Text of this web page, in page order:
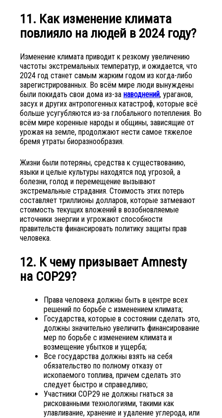
11. Как изменение климата
повлияло на людей в 2024 году?
Изменение климата приводит к резкому увеличению
частоты экстремальных температур, и ожидается, что
2024 год станет самым жарким годом из когда-либо
зарегистрированных. Во всём мире люди вынуждены
были покидать свои дома из-за наводнений, ураганов,
засух и других антропогенных катастроф, которые всё
больше усугубляются из-за глобального потепления. Во
всём мире коренные народы и общины, зависящие от
урожая на земле, продолжают нести самое тяжелое
бремя утраты биоразнообразия.
Жизни были потеряны, средства к существованию,
языки и целые культуры находятся под угрозой, а
болезни, голод и перемещение вызывают
экстремальные страдания. Стоимость этих потерь
составляет триллионы долларов, которые затмевают
стоимость текущих вложений в возобновляемые
источники энергии и угрожают способности
правительств финансировать политику защиты прав
человека.
12. К чему призывает Amnesty
на COP29?
Права человека должны быть в центре всех
решений по борьбе с изменением климата;
Государства, которые в состоянии сделать это,
должны значительно увеличить финансирование
мер по борьбе с изменением климата и
возмещение убытков и ущерба;
Все государства должны взять на себя
обязательство по полному отказу от
ископаемого топлива, причем сделать это
следует быстро и справедливо;
Участники COP29 не должны гнаться за
рискованными технологиями, такими как
улавливание, хранение и удаление углерода, или